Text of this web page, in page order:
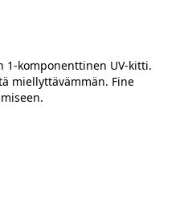
1-komponenttinen UV-kitti.
miellyttävämmän. Fine